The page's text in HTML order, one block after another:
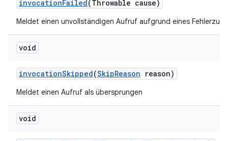
invocationFailed (Throwable cause)
Meldet einen unvollständigen Aufruf aufgrund eines
void
invocationSkipped(SkipReason reason)
Meldet einen Aufruf als übersprungen
void